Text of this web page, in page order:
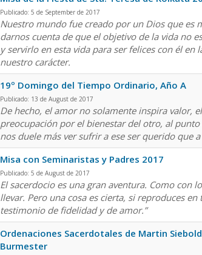
Publicado: 5 de September de 2017
Nuestro mundo fue creado por un Dios que es
darnos cuenta de que el objetivo de la vida no
y servirlo en esta vida para ser felices con él
nuestro carácter.
19º Domingo del Tiempo Ordinario, Año A
Publicado: 13 de August de 2017
De hecho, el amor no solamente inspira valor,
preocupación por el bienestar del otro, al
nos duele más ver sufrir a ese ser querido que
Misa con Seminaristas y Padres 2017
Publicado: 5 de August de 2017
El sacerdocio es una gran aventura. Como con
llevar. Pero una cosa es cierta, si reproduces
testimonio de fidelidad y de amor.”
Ordenaciones Sacerdotales de Martin
Burmester